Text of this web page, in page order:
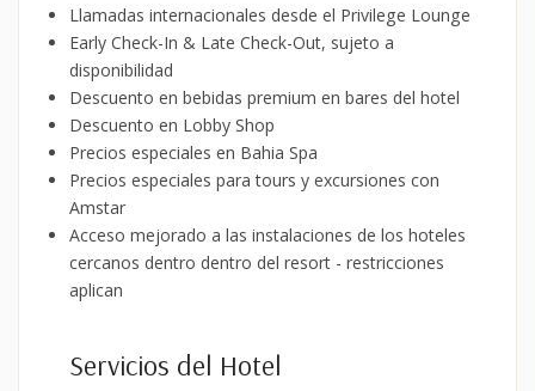
Llamadas internacionales desde el Privilege Lounge
Early Check-In & Late Check-Out, sujeto a
disponibilidad
Descuento en bebidas premium en bares del hotel
Descuento en Lobby Shop
Precios especiales en Bahia Spa
Precios especiales para tours y excursiones con
Amstar
Acceso mejorado a las instalaciones de los hoteles
cercanos dentro dentro del resort - restricciones
aplican
Servicios del Hotel